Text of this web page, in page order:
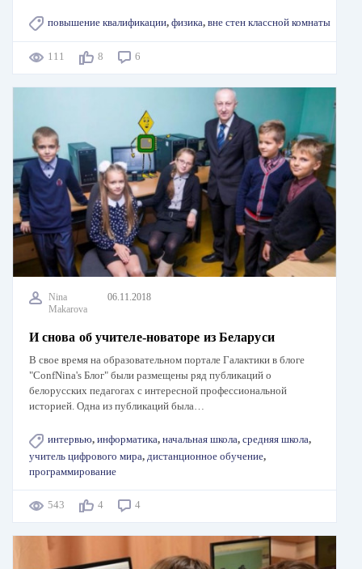
повышение квалификации, физика, вне стен классной комнаты
111 8 6
Nina
Makarova
06.11.2018
И снова об учителе-новаторе из Беларуси
В свое время на образовательном портале Галактики в блоге
"ConfNina's Блог" были размещены ряд публикаций о
белорусских педагогах с интересной профессиональной
историей. Одна из публикаций была…
интервью, информатика, начальная школа, средняя школа,
учитель цифрового мира, дистанционное обучение,
программирование
543 4 4